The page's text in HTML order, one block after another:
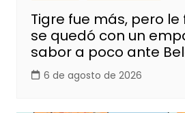
Tigre fue más, pero
se quedó con un
sabor a poco ante
6 de agosto de 2026